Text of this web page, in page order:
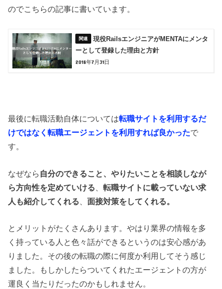
のでこちらの記事に書いています。
現役RailsエンジニアがMENTAにメンタ
ーとして登録した理由と方針
2018年7月31日
最後に転職活動自体については転職サイトを利用するだ
けではなく転職エージェントを利用すれば良かったで
す。
なぜなら 自分のできること、やりたいことを相談しなが
ら方向性を定めていける 、転職サイトに載っていない求
人も紹介してくれる 、面接対策をしてくれる。
とメリットがたくさんあります。やはり業界の情報を多
く持っている人と色々話ができるというのは安心感があ
りました。その後の転職の際に何度か利用してそう感じ
ました。もしかしたらついてくれたエージェントの方が
運良く当たりだったのかもしれません。